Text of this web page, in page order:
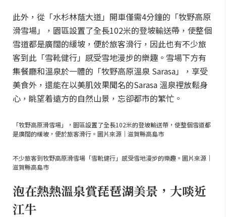
此外，從「水杉林蔭大道」開車僅需4分鐘的「牧野高原
滑雪場」，園區設置了全長102米的登坡輸送帶，使整個
雪道都是廣闊的緩坡，便於旅客滑行，因此也有不少旅
客到此「雪靴健行」感受雪地漫步的樂趣。雪場下方有
集餐廳和溫泉於一體的「牧野高原溫泉 Sarasa」，享受
美食外，還能在以美肌效果聞名的Sarasa 溫泉裡放鬆身
心，眺望着遠方的自然山景，忘卻都市的繁忙。
「牧野高原滑雪場」，園區設置了全長102米的登坡輸送帶，使整個雪道都
是廣闊的緩坡，便於旅客滑行。圖片來源｜滋賀縣高島市
不少旅客到牧野高原滑雪場「雪靴健行」感受雪地漫步的樂趣。圖片來源｜
滋賀縣高島市
泡在熱熱溫泉賞琵琶湖美景，大啖近
江牛